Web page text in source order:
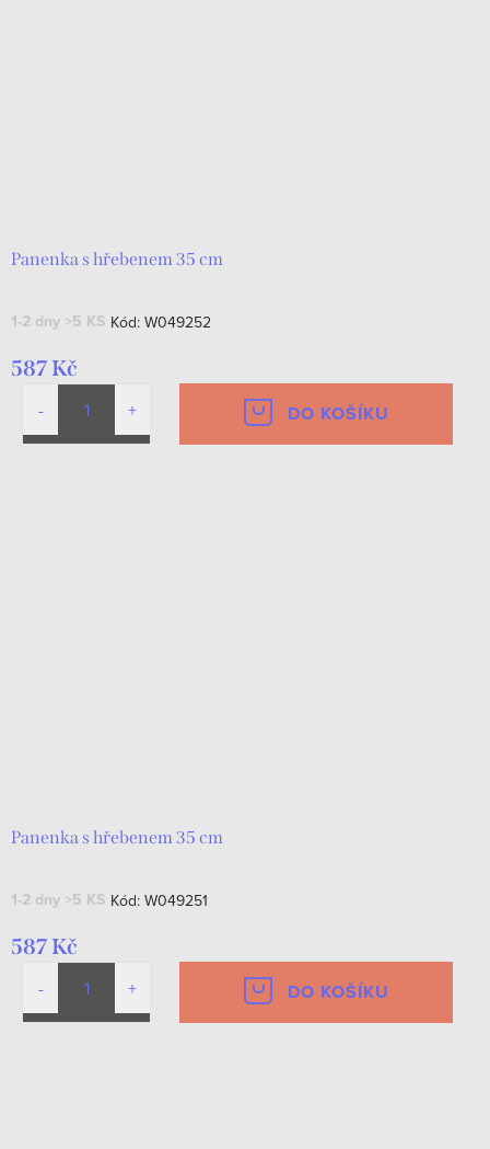
Panenka s hřebenem 35 cm
1-2 dny >5 KS Kód: W049252
587 Kč
DO KOŠÍKU
Panenka s hřebenem 35 cm
1-2 dny >5 KS Kód: W049251
587 Kč
DO KOŠÍKU